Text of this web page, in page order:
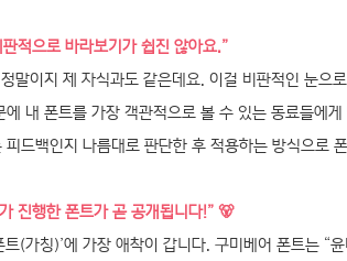
적으로 바라보기가 쉽진 않아요.”
말이지 제 자식과도 같은데요. 이걸 비판적인 눈으
내 폰트를 가장 객관적으로 볼 수 있는 동료들에
드백인지 나름대로 판단한 후 적용하는 방식으로
진행한 폰트가 곧 공개됩니다!” 🐻
트(가칭)’에 가장 애착이 갑니다. 구미베어 폰트는 “